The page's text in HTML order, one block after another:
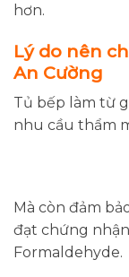
hơn.
Lý do nên
An Cường
Tủ bếp làm từ
nhu cầu thẩm
Mà còn đảm
đạt chứng
Formaldehyde.